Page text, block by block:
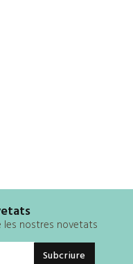
les nostres novetats